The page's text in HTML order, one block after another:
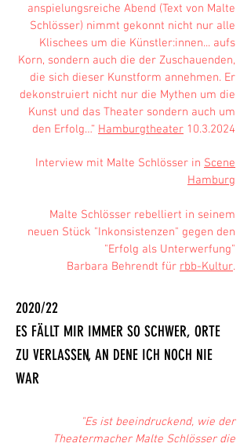
anspielungsreiche Abend (Text von Malte
Schlösser) nimmt gekonnt nicht nur alle
Klischees um die Künstler:innen... aufs
Korn, sondern auch die der Zuschauenden,
die sich dieser Kunstform annehmen. Er
dekonstruiert nicht nur die Mythen um die
Kunst und das Theater sondern auch um
den Erfolg…“ Hamburgtheater 10.3.2024
Interview mit Malte Schlösser in Scene
Hamburg
Malte Schlösser rebelliert in seinem
neuen Stück "Inkonsistenzen" gegen den
"Erfolg als Unterwerfung"
Barbara Behrendt für rbb-Kultur.
2020/22
ES FÄLLT MIR IMMER SO SCHWER, ORTE
ZU VERLASSEN, AN DENE ICH NOCH NIE
WAR
"Es ist beeindruckend, wie der
Theatermacher Malte Schlösser die